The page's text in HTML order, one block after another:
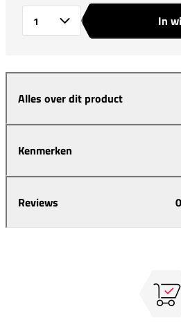
In
Alles over dit product
Kenmerken
Reviews